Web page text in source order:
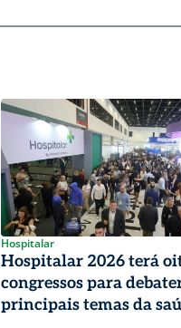
Hospitalar
Hospitalar 2026 terá
congressos para
principais temas da